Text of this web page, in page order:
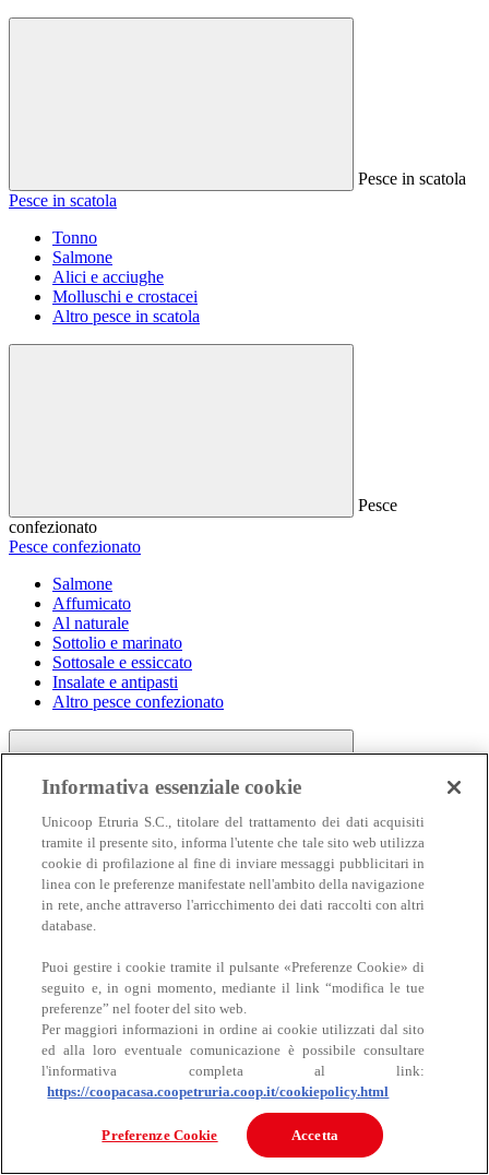
Pesce in scatola
Pesce in scatola
Tonno
Salmone
Alici e acciughe
Molluschi e crostacei
Altro pesce in scatola
Pesce
confezionato
Pesce confezionato
Salmone
Affumicato
Al naturale
Sottolio e marinato
Sottosale e essiccato
Insalate e antipasti
Altro pesce confezionato
Carne
Carne
Bovino
Informativa essenziale cookie
Unicoop Etruria S.C., titolare del trattamento dei dati acquisiti
tramite il presente sito, informa l'utente che tale sito web utilizza
cookie di profilazione al fine di inviare messaggi pubblicitari in
linea con le preferenze manifestate nell'ambito della navigazione
in rete, anche attraverso l'arricchimento dei dati raccolti con altri
database.
Puoi gestire i cookie tramite il pulsante «Preferenze Cookie» di
seguito e, in ogni momento, mediante il link “modifica le tue
preferenze” nel footer del sito web.
Per maggiori informazioni in ordine ai cookie utilizzati dal sito
ed alla loro eventuale comunicazione è possibile consultare
l'informativa completa al link:
https://coopacasa.coopetruria.coop.it/cookiepolicy.html
Preferenze Cookie Accetta